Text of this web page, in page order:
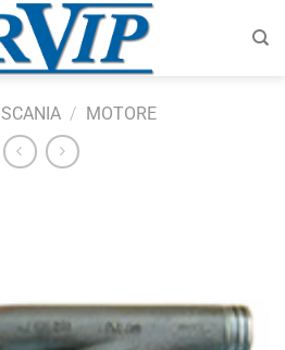
SCANIA / MOTORE